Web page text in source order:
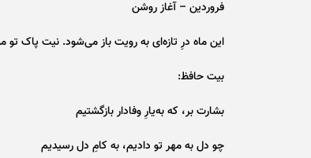
فروردین – آغاز روشن
این ماه درِ تازه‌ای به رویت باز می‌شود. نیت پاک
بیت حافظ:
بشارت بر، که به‌یارِ وفادار بازگشتیم
چو دل به مهر تو دادیم، به کامِ دل رسیدیم